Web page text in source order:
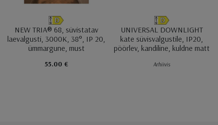
NEW TRIA® 68, süvistatav
laevalgusti, 3000K, 38°, IP 20,
ümmargune, must
55.00 €
UNIVERSAL DOWNLIGHT
kate süvisvalgustile, IP20,
pöörlev, kandiline, kuldne matt
Arhiivis